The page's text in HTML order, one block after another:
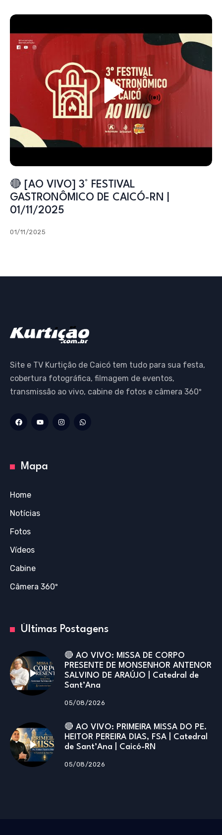
🔴 [AO VIVO] 3° FESTIVAL
GASTRONÔMICO DE CAICÓ-RN |
01/11/2025
01/11/2025
Site e TV Kurtição de Caicó tem tudo para sua festa,
cobertura fotográfica, filmagem de eventos,
transmissão ao vivo, cabine de fotos e câmera 360º
Mapa
Home
Notícias
Fotos
Vídeos
Cabine
Câmera 360º
Últimas Postagens
🔴 AO VIVO: MISSA DE CORPO
PRESENTE DE MONSENHOR ANTENOR
SALVINO DE ARAÚJO | Catedral de
Sant’Ana
05/08/2026
🔴 AO VIVO: PRIMEIRA MISSA DO PE.
HEITOR PEREIRA DIAS, FSA | Catedral
de Sant’Ana | Caicó-RN
05/08/2026